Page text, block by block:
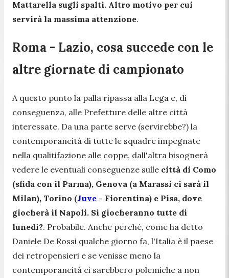
Mattarella sugli spalti. Altro motivo per cui
servirà la massima attenzione.
Roma - Lazio, cosa succede con le
altre giornate di campionato
A questo punto la palla ripassa alla Lega e, di
conseguenza, alle Prefetture delle altre città
interessate. Da una parte serve (servirebbe?) la
contemporaneità di tutte le squadre impegnate
nella qualitifazione alle coppe, dall'altra bisognerà
vedere le eventuali conseguenze sulle città di Como
(sfida con il Parma), Genova (a Marassi ci sarà il
Milan), Torino (Juve - Fiorentina) e Pisa, dove
giocherà il Napoli. Si giocheranno tutte di
lunedì?. Probabile. Anche perché, come ha detto
Daniele De Rossi qualche giorno fa, l'Italia è il paese
dei retropensieri e se venisse meno la
contemporaneità ci sarebbero polemiche a non